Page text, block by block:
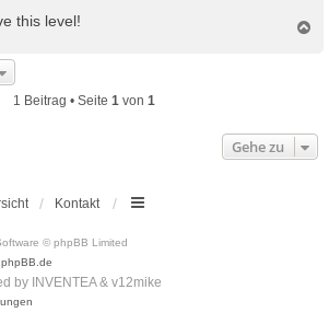
this level!
e
1 Beitrag • Seite 1 von 1
Gehe zu
Kontakt
© phpBB Limited
phpBB.de
by INVENTEA & v12mike